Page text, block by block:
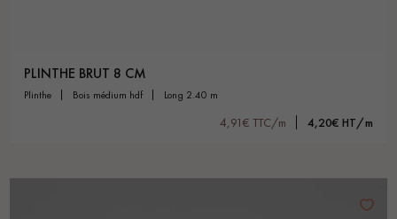
PLINTHE BRUT 8 CM
plinthe bois médium hdf long 2.40 m
4,91€ TTC/m 4,20€ HT/m